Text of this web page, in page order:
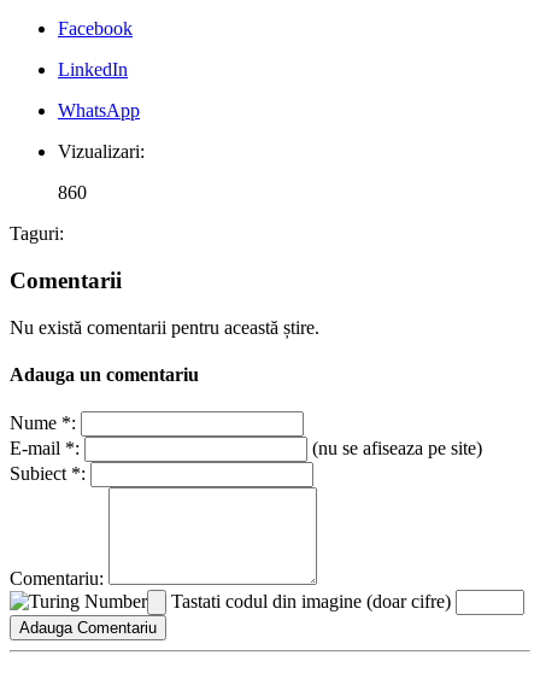
Facebook
LinkedIn
WhatsApp
Vizualizari:
860
Taguri:
Comentarii
Nu există comentarii pentru această știre.
Adauga un comentariu
Nume *:
E-mail *:
(nu se afiseaza pe site)
Subiect *:
Comentariu:
Tastati codul din imagine (doar cifre)